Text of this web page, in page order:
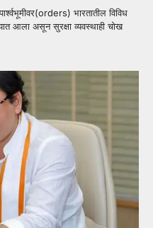
भारतातील विविध
आला असून सुरक्षा व्यवस्थाही चोख